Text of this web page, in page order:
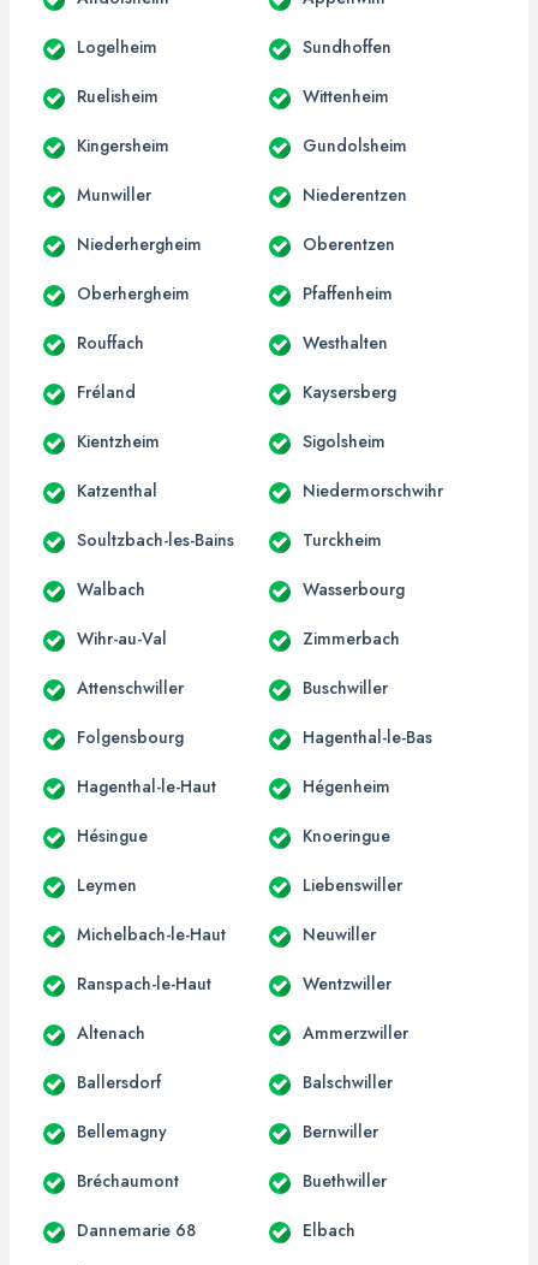
Logelheim Sundhoffen
Ruelisheim Wittenheim
Kingersheim Gundolsheim
Munwiller Niederentzen
Niederhergheim Oberentzen
Oberhergheim Pfaffenheim
Rouffach Westhalten
Fréland Kaysersberg
Kientzheim Sigolsheim
Katzenthal Niedermorschwihr
Soultzbach-les-Bains Turckheim
Walbach Wasserbourg
Wihr-au-Val Zimmerbach
Attenschwiller Buschwiller
Folgensbourg Hagenthal-le-Bas
Hagenthal-le-Haut Hégenheim
Hésingue Knoeringue
Leymen Liebenswiller
Michelbach-le-Haut Neuwiller
Ranspach-le-Haut Wentzwiller
Altenach Ammerzwiller
Ballersdorf Balschwiller
Bellemagny Bernwiller
Bréchaumont Buethwiller
Dannemarie 68 Elbach